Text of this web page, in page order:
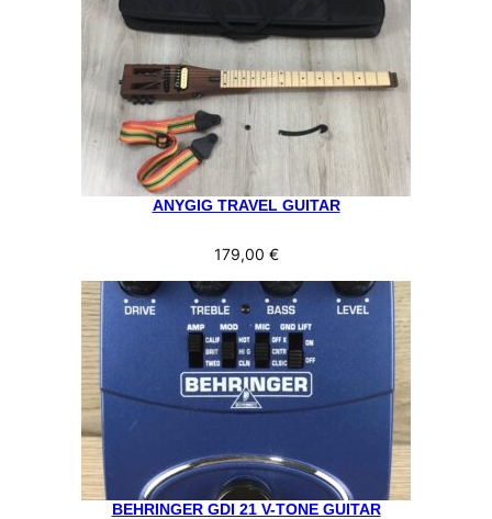
ANYGIG TRAVEL GUITAR
179,00 €
BEHRINGER GDI 21 V-TONE GUITAR